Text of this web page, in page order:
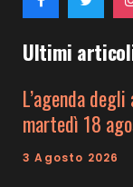
Ultimi
L’agenda
martedì 18
3 Agosto 2026